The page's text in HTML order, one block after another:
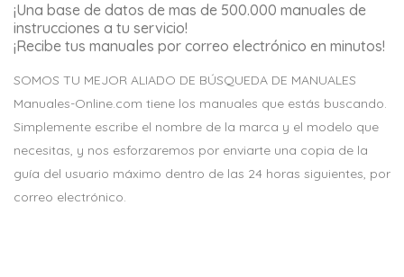
¡Una base de datos de mas de 500.000 manuales de
instrucciones a tu servicio!
¡Recibe tus manuales por correo electrónico en minutos!
SOMOS TU MEJOR ALIADO DE BÚSQUEDA DE MANUALES
Manuales-Online.com tiene los manuales que estás buscando.
Simplemente escribe el nombre de la marca y el modelo que
necesitas, y nos esforzaremos por enviarte una copia de la
guía del usuario máximo dentro de las 24 horas siguientes, por
correo electrónico.